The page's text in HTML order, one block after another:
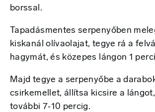
borssal.
Tapadásmentes serpenyőben
kiskanál olívaolajat, tegye rá a
hagymát, és közepes lángon 1
Majd tegye a serpenyőbe a
csirkemellet, állítsa kicsire a
további 7‑10 percig.